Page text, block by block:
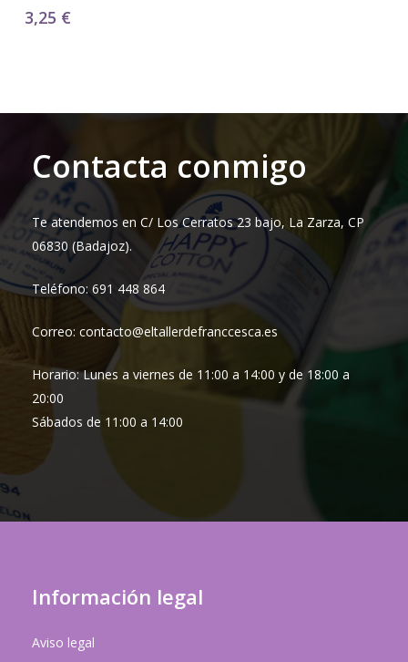
3,25 €
Contacta conmigo
Te atendemos en C/ Los Cerratos 23 bajo, La Zarza, CP
06830 (Badajoz).
Teléfono: 691 448 864
Correo: contacto@eltallerdefranccesca.es
Horario: Lunes a viernes de 11:00 a 14:00 y de 18:00 a
20:00
Sábados de 11:00 a 14:00
Información legal
Aviso legal